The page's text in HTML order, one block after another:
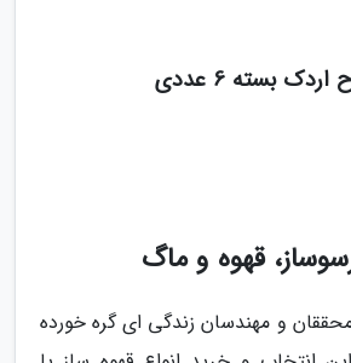
بسته 6 عددی
قهوه و ماگ
و مهندسان زندگی ای گره خورده